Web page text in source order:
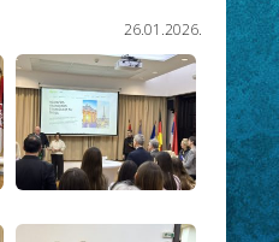
26.01.2026.